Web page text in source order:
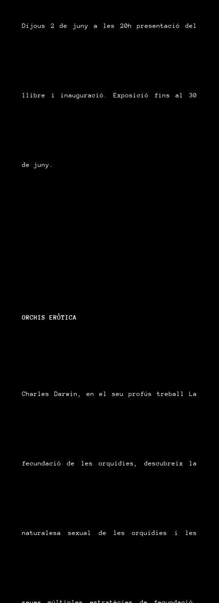
Dijous 2 de juny a les 20h presentació del
llibre i inauguració. Exposició fins al 30
de juny.
ORCHIS ERÒTICA
Charles Darwin, en el seu profús treball La
fecundació de les orquídies, descubreix la
naturalesa sexual de les orquídies i les